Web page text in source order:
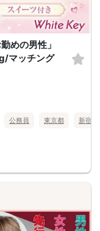
めの男性」
マッチング
公務員 東京都 新宿